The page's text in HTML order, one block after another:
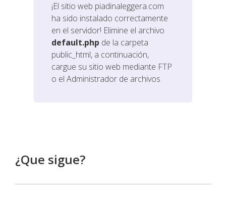
¡El sitio web piadinaleggera.com
ha sido instalado correctamente
en el servidor! Elimine el archivo
default.php de la carpeta
public_html, a continuación,
cargue su sitio web mediante FTP
o el Administrador de archivos
¿Que sigue?